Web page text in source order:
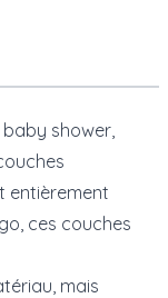
shower,
entièrement
ces couches
mais